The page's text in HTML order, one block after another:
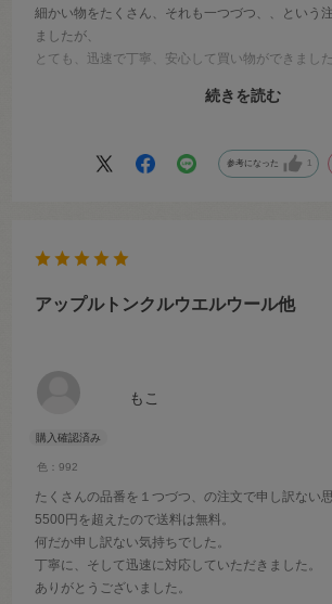
細かい物をたくさん、それも一つづつ、、という
ましたが、
とても、迅速で丁寧、安心して買い物ができました
次からもよろしくお願いいたします。
続きを読む
参考になった 1
もこ
色：992
アップルトンクルウエルウール他
たくさんの品番を１つづつ、の注文で申し訳ない
5500円を超えたので送料は無料。
何だか申し訳ない気持ちでした。
丁寧に、そして迅速に対応していただきました。
ありがとうございました。